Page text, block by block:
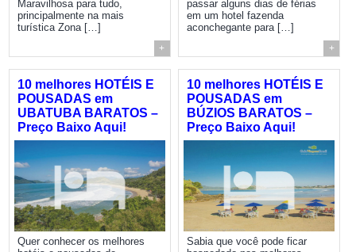
Maravilhosa para tudo,
principalmente na mais
turística Zona […]
+
passar alguns dias de férias
em um hotel fazenda
aconchegante para […]
+
10 melhores HOTÉIS E
POUSADAS em
UBATUBA BARATOS –
Preço Baixo Aqui!
Quer conhecer os melhores
10 melhores HOTÉIS E
POUSADAS em
BÚZIOS BARATOS –
Preço Baixo Aqui!
Sabia que você pode ficar